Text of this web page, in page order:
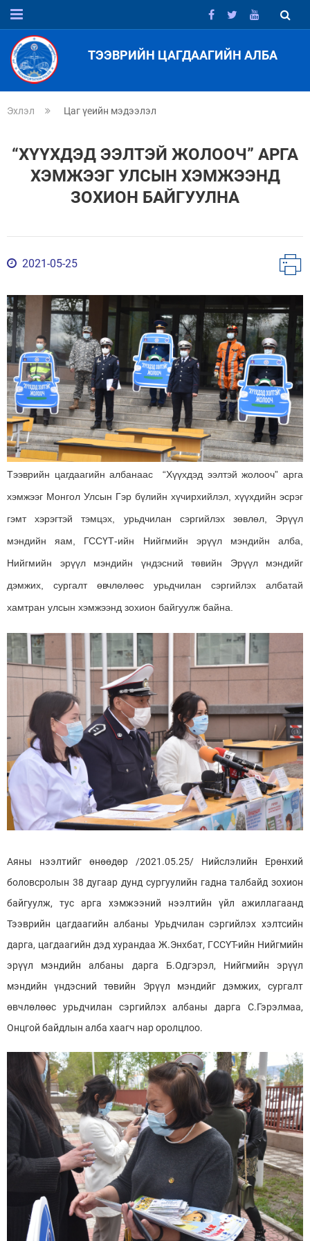
ТЭЭВРИЙН ЦАГДААГИЙН АЛБА
Эхлэл Цаг үеийн мэдээлэл
“ХҮҮХДЭД ЭЭЛТЭЙ ЖОЛООЧ” АРГА
ХЭМЖЭЭГ УЛСЫН ХЭМЖЭЭНД
ЗОХИОН БАЙГУУЛНА
2021-05-25
Тээврийн цагдаагийн албанаас “Хүүхдэд ээлтэй жолооч” арга
хэмжээг Монгол Улсын Гэр бүлийн хүчирхийлэл, хүүхдийн эсрэг
гэмт хэрэгтэй тэмцэх, урьдчилан сэргийлэх зөвлөл, Эрүүл
мэндийн яам, ГССҮТ-ийн Нийгмийн эрүүл мэндийн алба,
Нийгмийн эрүүл мэндийн үндэсний төвийн Эрүүл мэндийг
дэмжих, сургалт өвчлөлөөс урьдчилан сэргийлэх албатай
хамтран улсын хэмжээнд зохион байгуулж байна.
Аяны нээлтийг өнөөдөр /2021.05.25/ Нийслэлийн Ерөнхий
боловсролын 38 дугаар дунд сургуулийн гадна талбайд зохион
байгуулж, тус арга хэмжээний нээлтийн үйл ажиллагаанд
Тээврийн цагдаагийн албаны Урьдчилан сэргийлэх хэлтсийн
дарга, цагдаагийн дэд хурандаа Ж.Энхбат, ГССҮТ-ийн Нийгмийн
эрүүл мэндийн албаны дарга Б.Одгэрэл, Нийгмийн эрүүл
мэндийн үндэсний төвийн Эрүүл мэндийг дэмжих, сургалт
өвчлөлөөс урьдчилан сэргийлэх албаны дарга С.Гэрэлмаа,
Онцгой байдлын алба хаагч нар оролцлоо.